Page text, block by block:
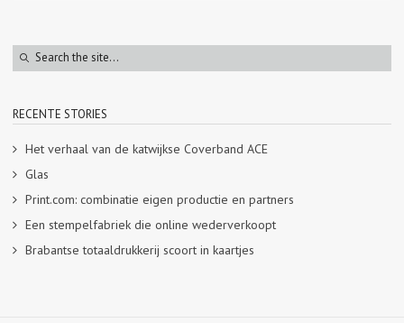
RECENTE STORIES
Het verhaal van de katwijkse Coverband ACE
Glas
Print.com: combinatie eigen productie en partners
Een stempelfabriek die online wederverkoopt
Brabantse totaaldrukkerij scoort in kaartjes